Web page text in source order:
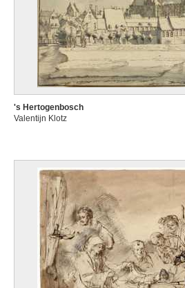
's Hertogenbosch
Valentijn Klotz